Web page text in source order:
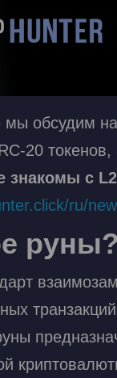
мы обсудим
20
с
ru/
руны?